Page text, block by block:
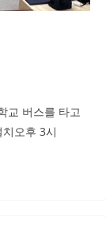
교 버스를 타고
오후 3시